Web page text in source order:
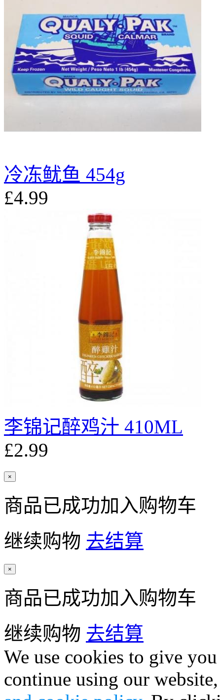
冷冻鱿鱼 454g
£4.99
李锦记醉鸡汁 410ML
£2.99
×
商品已成功加入购物车
继续购物 去结算
×
商品已成功加入购物车
继续购物 去结算
We use cookies to give
continue using our